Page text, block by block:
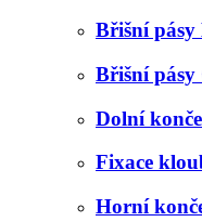
Břišní
Břišní
Dolní
Fixace
Horní